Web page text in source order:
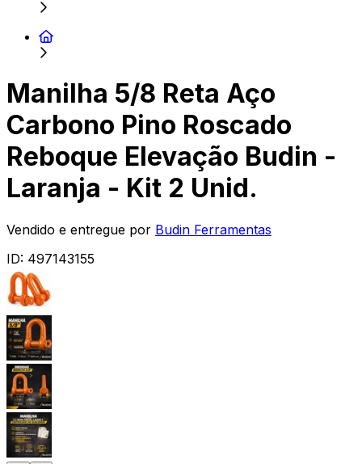
Manilha 5/8 Reta Aço
Carbono Pino Roscado
Reboque Elevação Budin -
Laranja - Kit 2 Unid.
Vendido e entregue por Budin Ferramentas
ID: 497143155